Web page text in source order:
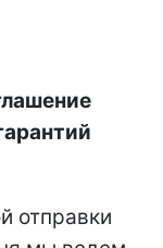
отправки